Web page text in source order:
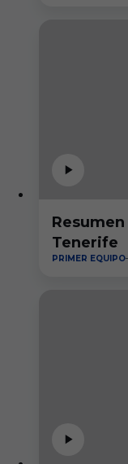
Tenerife
PRIMER EQUIPO